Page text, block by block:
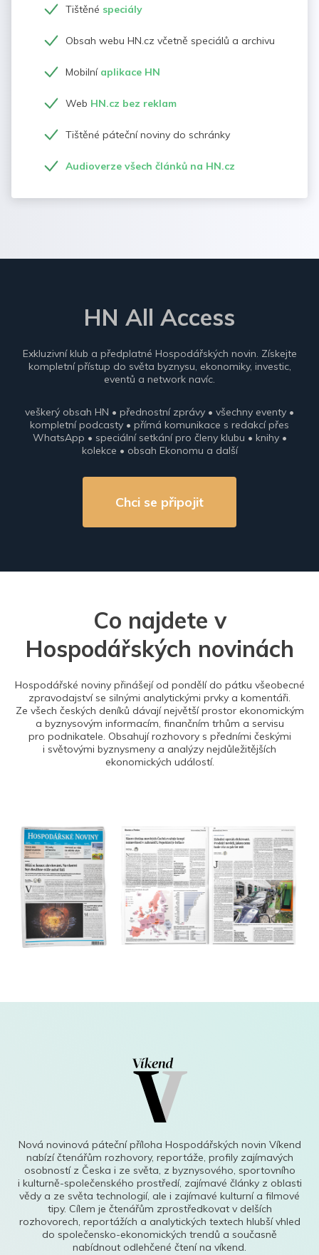
Tištěné speciály
Obsah webu HN.cz včetně speciálů a archivu
Mobilní aplikace HN
Web HN.cz bez reklam
Tištěné páteční noviny do schránky
Audioverze všech článků na HN.cz
HN All Access
Exkluzivní klub a předplatné Hospodářských novin. Získejte
kompletní přístup do světa byznysu, ekonomiky, investic,
eventů a network navíc.
veškerý obsah HN • přednostní zprávy • všechny eventy •
kompletní podcasty • přímá komunikace s redakcí přes
WhatsApp • speciální setkání pro členy klubu • knihy •
kolekce • obsah Ekonomu a další
Chci se připojit
Co najdete v
Hospodářských novinách
Hospodářské noviny přinášejí od pondělí do pátku všeobecné
zpravodajství se silnými analytickými prvky a komentáři.
Ze všech českých deníků dávají největší prostor ekonomickým
a byznysovým informacím, finančním trhům a servisu
pro podnikatele. Obsahují rozhovory s předními českými
i světovými byznysmeny a analýzy nejdůležitějších
ekonomických událostí.
Nová novinová páteční příloha Hospodářských novin Víkend
nabízí čtenářům rozhovory, reportáže, profily zajímavých
osobností z Česka i ze světa, z byznysového, sportovního
i kulturně-společenského prostředí, zajímavé články z oblasti
vědy a ze světa technologií, ale i zajímavé kulturní a filmové
tipy. Cílem je čtenářům zprostředkovat v delších
rozhovorech, reportážích a analytických textech hlubší vhled
do společensko-ekonomických trendů a současně
nabídnout odlehčené čtení na víkend.